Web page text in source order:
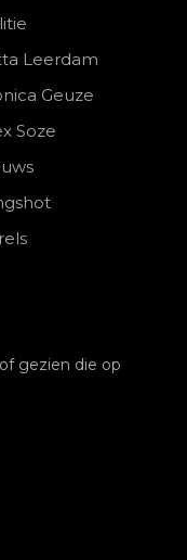
Leerdam
Geuze
Soze
gezien die op